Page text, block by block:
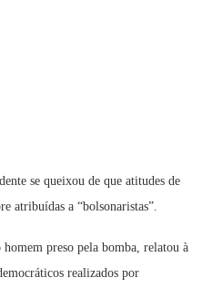
se queixou de que atitudes de
atribuídas a “bolsonaristas”.
preso pela bomba, relatou à
realizados por